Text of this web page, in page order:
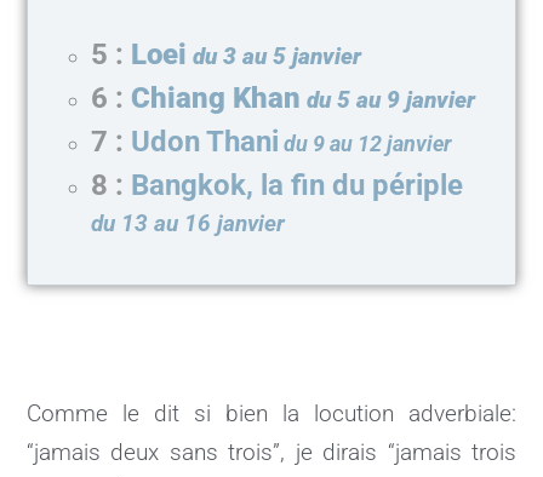
5 : Loei du 3 au 5 janvier
6 : Chiang Khan du 5 au 9 janvier
7 : Udon Thani du 9 au 12 janvier
8 : Bangkok, la fin du périple
du 13 au 16 janvier
Comme le dit si bien la locution adverbiale:
“jamais deux sans trois”, je dirais “jamais trois